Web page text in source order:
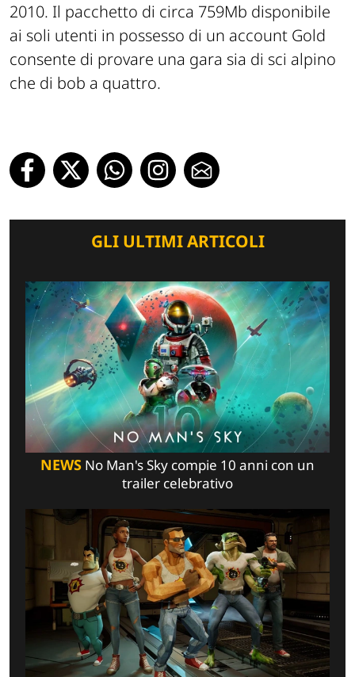
2010. Il pacchetto di circa 759Mb disponibile
ai soli utenti in possesso di un account Gold
consente di provare una gara sia di sci alpino
che di bob a quattro.
GLI ULTIMI ARTICOLI
NEWS No Man's Sky compie 10 anni con un
trailer celebrativo